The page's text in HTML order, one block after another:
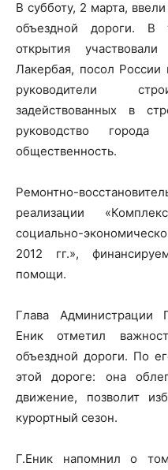
В субботу, 2 марта,
объездной дороги. В
открытия
Лакербая, посол России
руководители
задействованных в
руководство
общественность.
Ремонтно-
реализации
социально-
2012 гг.»,
помощи.
Глава Администрации
Еник отметил
объездной дороги. По
этой дороге: она
движение, позволит
курортный сезон.
Г.Еник напомнил о